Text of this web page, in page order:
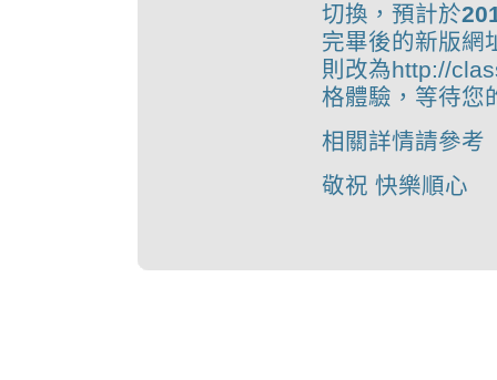
切換，預計於
完畢後的新版網
則改為http://
格體驗，等待您
相關詳情請參考
敬祝 快樂順心